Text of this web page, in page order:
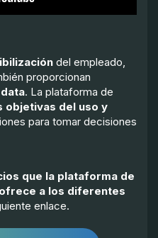
del empleado,
proporcionan
data. La plataforma de
objetivas del uso y
para tomar decisiones
que la plataforma de
a los diferentes
enlace.